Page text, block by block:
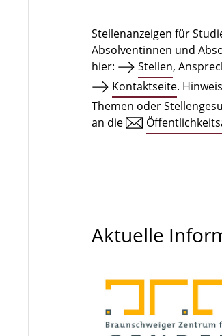
Stellenanzeigen für
Absolventinnen und
hier:
Stellen,
Kontaktseite.
Themen oder
an die
Aktuelle